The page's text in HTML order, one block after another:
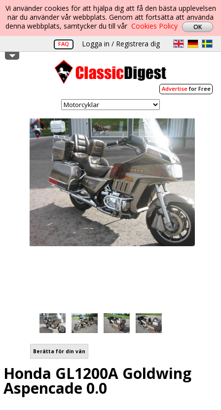
Vi använder cookies för att hjälpa dig att få den bästa upplevelsen
när du använder vår webbplats. Genom att fortsätta att använda
denna webbplats, samtycker du till vår Cookies Policy
FAQ Logga in / Registrera dig
Advertisefor Free
Berätta för din vän
Honda GL1200A Goldwing
Aspencade 0.0